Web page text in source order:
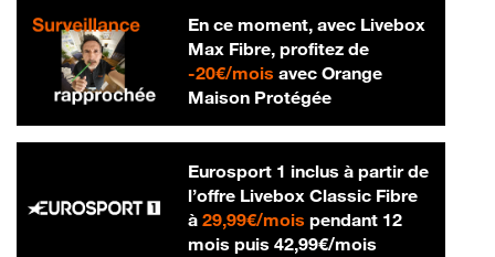
En ce moment, avec Livebox
Max Fibre, profitez de
-20€/mois20 € par mois
avec Orange
Maison Protégée
Eurosport 1 inclus à partir de
l’offre Livebox Classic Fibre
à 29,99€/mois29,99 € par mois
pendant 12
mois puis 42,99€/mois42,99 € par